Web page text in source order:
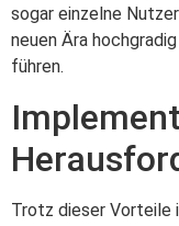
sogar einzelne
neuen Ära
führen.
Trotz dieser Vorteile